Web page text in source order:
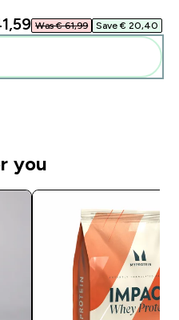
Was € 61,99‎ Save € 20,40‎
you